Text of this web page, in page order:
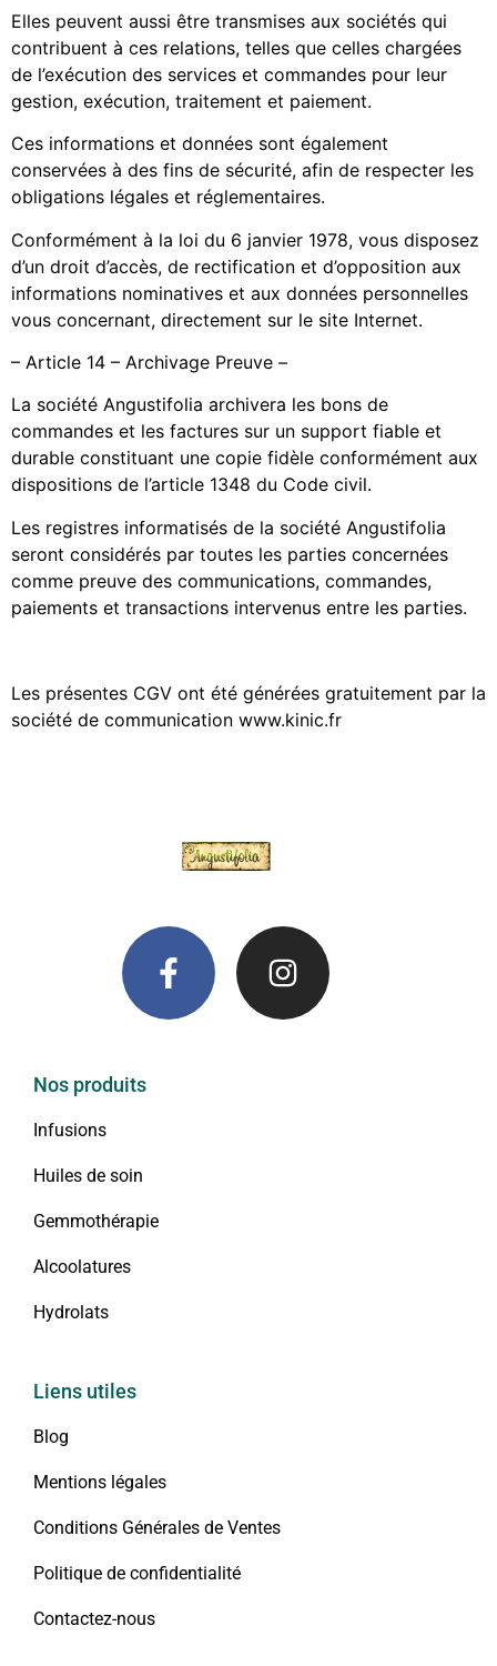
Elles peuvent aussi être transmises aux sociétés qui
contribuent à ces relations, telles que celles chargées
de l’exécution des services et commandes pour leur
gestion, exécution, traitement et paiement.
Ces informations et données sont également
conservées à des fins de sécurité, afin de respecter les
obligations légales et réglementaires.
Conformément à la loi du 6 janvier 1978, vous disposez
d’un droit d’accès, de rectification et d’opposition aux
informations nominatives et aux données personnelles
vous concernant, directement sur le site Internet.
– Article 14 – Archivage Preuve –
La société Angustifolia archivera les bons de
commandes et les factures sur un support fiable et
durable constituant une copie fidèle conformément aux
dispositions de l’article 1348 du Code civil.
Les registres informatisés de la société Angustifolia
seront considérés par toutes les parties concernées
comme preuve des communications, commandes,
paiements et transactions intervenus entre les parties.
Les présentes CGV ont été générées gratuitement par la
société de communication www.kinic.fr
Nos produits
Infusions
Huiles de soin
Gemmothérapie
Alcoolatures
Hydrolats
Liens utiles
Blog
Mentions légales
Conditions Générales de Ventes
Politique de confidentialité
Contactez-nous